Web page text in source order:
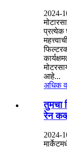
2024-
प्रत्येक
आहे...
अधिक
तुमचा
रेन
2024-